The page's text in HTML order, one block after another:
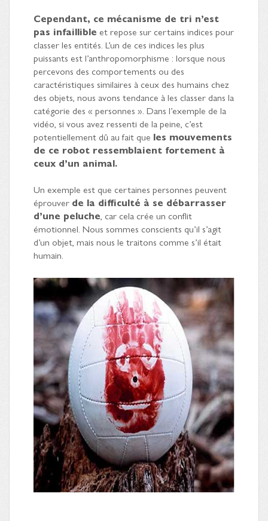
Cependant, ce mécanisme de tri n’est
pas infaillible et repose sur certains indices pour
classer les entités. L’un de ces indices les plus
puissants est l’anthropomorphisme : lorsque nous
percevons des comportements ou des
caractéristiques similaires à ceux des humains chez
des objets, nous avons tendance à les classer dans la
catégorie des « personnes ». Dans l’exemple de la
vidéo, si vous avez ressenti de la peine, c’est
potentiellement dû au fait que les mouvements
de ce robot ressemblaient fortement à
ceux d’un animal.
Un exemple est que certaines personnes peuvent
éprouver de la difficulté à se débarrasser
d’une peluche, car cela crée un conflit
émotionnel. Nous sommes conscients qu’il s’agit
d’un objet, mais nous le traitons comme s’il était
humain.